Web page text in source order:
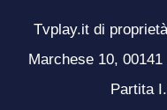
Tvplay.it di
Marchese 10,
Partita